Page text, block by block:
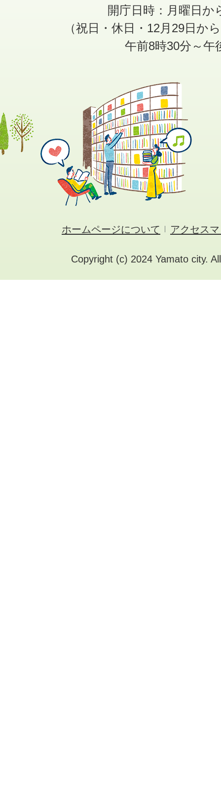
開庁日時：月曜日か
（祝日・休日・12月29日か
午前8時30分～午
ホームページについて アクセス
Copyright (c) 2024 Yamato city.